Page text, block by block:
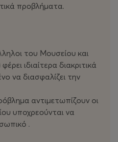
προβλήματα.
του Μουσείου και
ιδιαίτερα διακριτικά
να διασφαλίζει την
αντιμετωπίζουν οι
υποχρεούνται να
.